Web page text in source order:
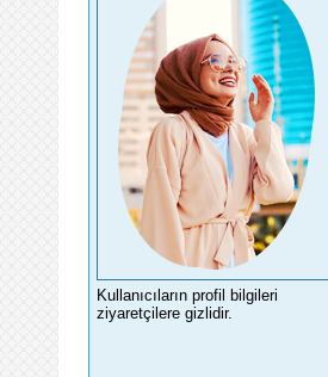
Kullanıcıların profil bilgileri
ziyaretçilere gizlidir.